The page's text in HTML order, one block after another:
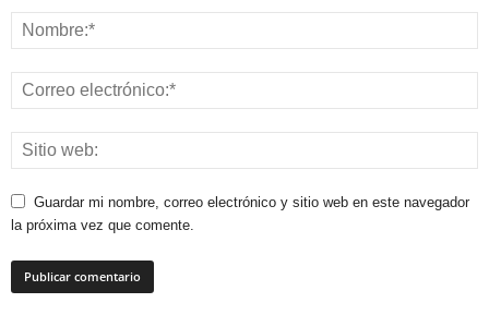
Guardar mi nombre, correo electrónico y sitio web en este navegador
la próxima vez que comente.